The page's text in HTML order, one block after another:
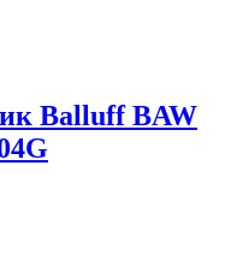
Balluff BAW